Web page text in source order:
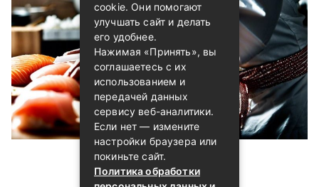
cookie. Они помогают
улучшать сайт и делать
его удобнее.
Нажимая «Принять», вы
соглашаетесь с их
использованием и
передачей данных
сервису веб-аналитики.
Если нет — измените
настройки браузера или
покиньте сайт.
Политика обработки